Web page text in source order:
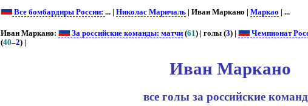
Все бомбардиры России:... |Николас Маричаль | Иван Маркано |Маркао | ...
Иван Маркано: За российские команды: матчи (61) | голы (3) | Чемпионат
(40–2) |
Иван Маркано
все голы за российские